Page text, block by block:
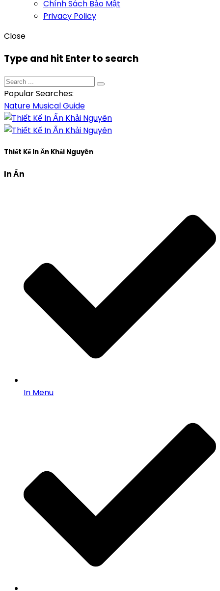
Chính Sách Bảo Mật
Privacy Policy
Close
Type and hit Enter to search
Popular Searches:
Nature MusicalGuide
Thiết Kế In Ấn Khải Nguyên
In Ấn
In Menu